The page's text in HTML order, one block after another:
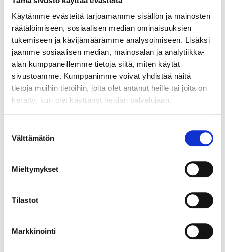
Käytämme evästeitä tarjoamamme sisällön ja mainosten
räätälöimiseen, sosiaalisen median ominaisuuksien
tukemiseen ja kävijämäärämme analysoimiseen. Lisäksi
jaamme sosiaalisen median, mainosalan ja analytiikka-
alan kumppaneillemme tietoja siitä, miten käytät
sivustoamme. Kumppanimme voivat yhdistää näitä
tietoja muihin tietoihin, joita olet antanut heille tai joita on
kerätty, kun olet käyttänyt heidän palvelujaan.
valinta
Välttämätön
Mieltymykset
Tilastot
Markkinointi
Jos teillä ei vielä ole avattuna tunnuksia
verkkokauppaamme, niin olkaa yhteydessä
mail@helatukku.com
Määrä pakkauksessa:
100
Yksikkö:
KPL